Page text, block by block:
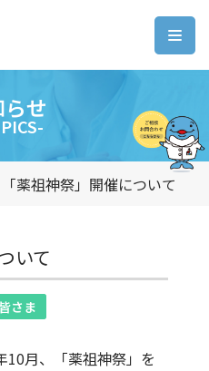
せ
「薬祖神祭」開催について
いて
さま
10月、「薬祖神祭」を